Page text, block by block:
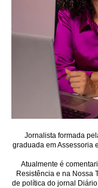
Jornalista formada
graduada em Assessoria
Atualmente é
Resistência e na Nossa
de política do jornal